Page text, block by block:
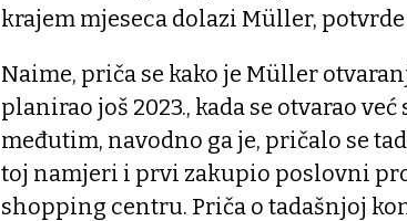
krajem mjeseca dolazi Müller,
Naime, priča se kako je Müller
planirao još 2023., kada se otvarao
međutim, navodno ga je, pričalo se
toj namjeri i prvi zakupio poslovni
shopping centru. Priča o tadašnjoj